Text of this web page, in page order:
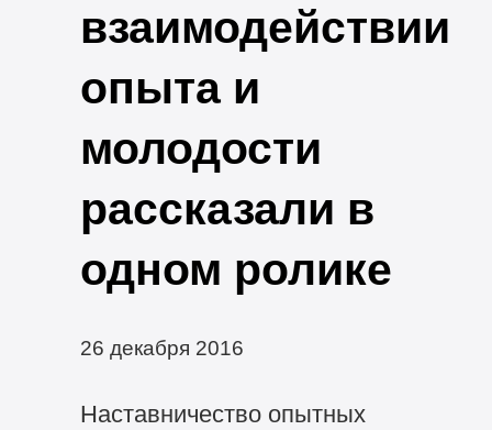
взаимодействии
опыта и
молодости
рассказали в
одном ролике
26 декабря 2016
Наставничество опытных